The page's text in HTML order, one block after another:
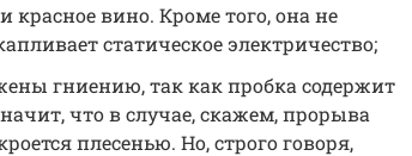
вино. Кроме того, она не
статическое электричество;
гниению, так как пробка содержит
что в случае, скажем, прорыва
плесенью. Но, строго говоря,